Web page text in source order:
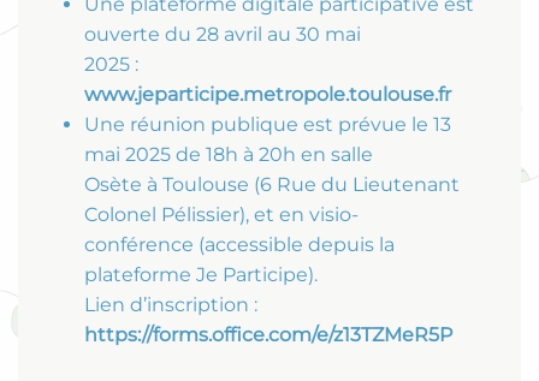
ouverte du 28 avril au 30 mai
2025 :
www.jeparticipe.metropole.toulouse.fr
Une réunion publique est prévue le 13
mai 2025 de 18h à 20h en salle
Osète à Toulouse (6 Rue du Lieutenant
Colonel Pélissier), et en visio-
conférence (accessible depuis la
plateforme Je Participe).
Lien d’inscription :
https://forms.office.com/e/z13TZMeR5P